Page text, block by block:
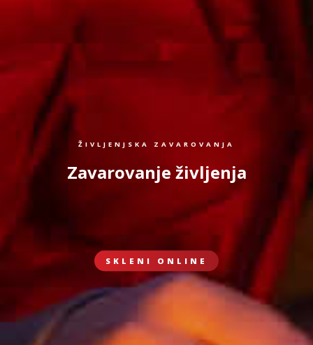
ŽIVLJENJSKA ZAVAROVANJA
Zavarovanje življenja
SKLENI ONLINE